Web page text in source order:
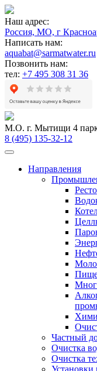
Наш адрес:
Россия, МО, г
Написать нам:
aquabat@sarmatwater.ru
Позвонить нам:
тел: +7 495 308 31 36
М.О. г. Мытищи 4
8 (495) 135-32-12
Направления
Частный
Очистка
Очистка